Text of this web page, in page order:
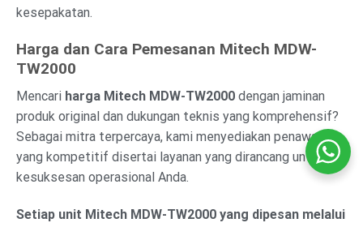
kesepakatan.
Harga dan Cara Pemesanan Mitech MDW-
TW2000
Mencari harga Mitech MDW-TW2000 dengan jaminan
produk original dan dukungan teknis yang komprehensif?
Sebagai mitra terpercaya, kami menyediakan penawaran
yang kompetitif disertai layanan yang dirancang untuk
kesuksesan operasional Anda.
Setiap unit Mitech MDW-TW2000 yang dipesan melalui